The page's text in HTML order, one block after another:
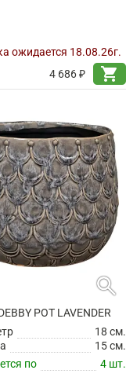
ожидается 18.08.26г.
4 686 ₽
shopping_cart
search
POT LAVENDER
18 см.
15 см.
по
4 шт.